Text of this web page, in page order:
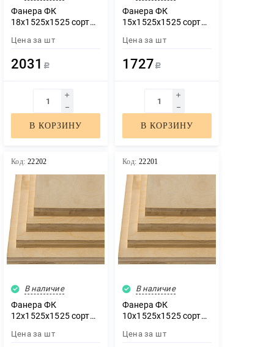
Фанера ФК
18х1525х1525 сорт
Цена за шт
2031 Р
В КОРЗИНУ
Фанера ФК
15х1525х1525 сорт
Цена за шт
1727 Р
В КОРЗИНУ
Код: 22202
В наличие
Фанера ФК
12х1525х1525 сорт
Цена за шт
Код: 22201
В наличие
Фанера ФК
10х1525х1525 сорт
Цена за шт